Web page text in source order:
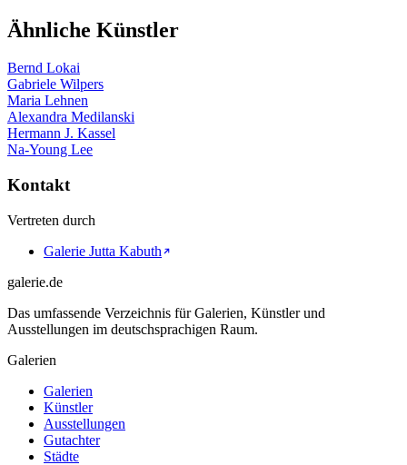
Ähnliche Künstler
Bernd Lokai
Gabriele Wilpers
Maria Lehnen
Alexandra Medilanski
Hermann J. Kassel
Na-Young Lee
Kontakt
Vertreten durch
Galerie Jutta Kabuth
galerie.de
Das umfassende Verzeichnis für Galerien, Künstler und
Ausstellungen im deutschsprachigen Raum.
Galerien
Galerien
Künstler
Ausstellungen
Gutachter
Städte